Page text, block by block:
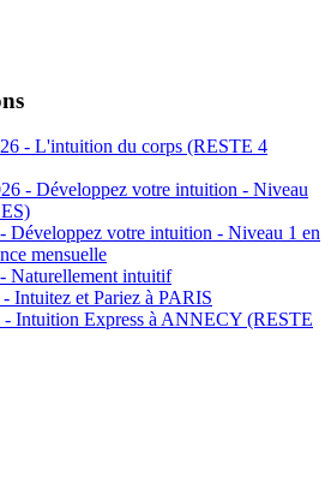
- L'intuition du corps (RESTE 4
- Développez votre intuition - Niveau
Développez votre intuition - Niveau 1 en
mensuelle
Naturellement intuitif
Intuitez et Pariez à PARIS
- Intuition Express à ANNECY (RESTE